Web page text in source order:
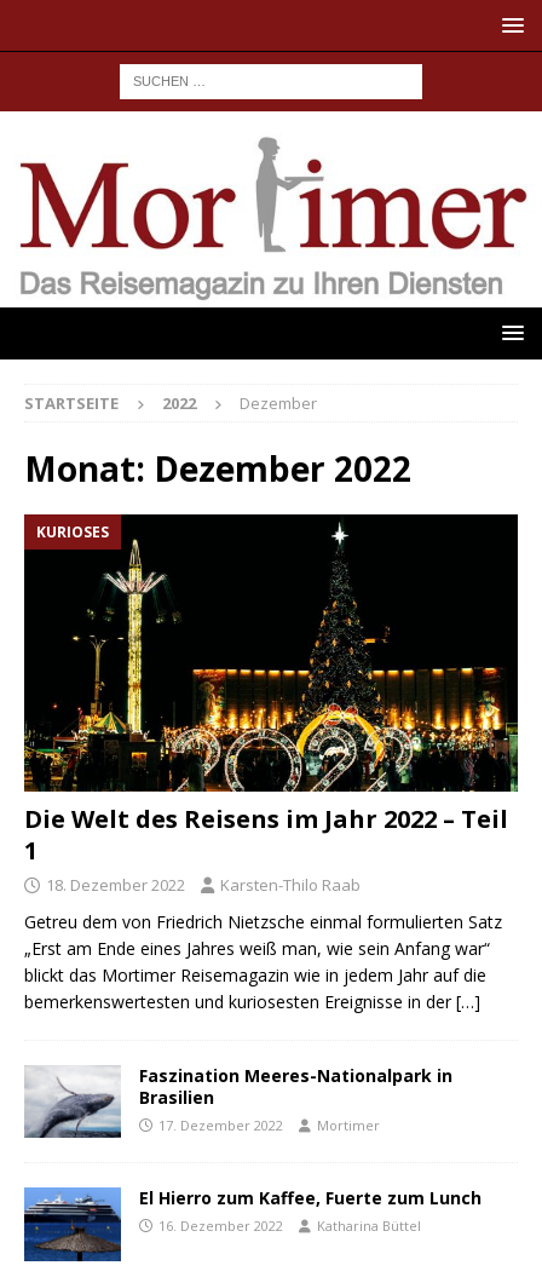
STARTSEITE 2022 Dezember
Monat: Dezember 2022
KURIOSES
Die Welt des Reisens im Jahr 2022 – Teil
1
18. Dezember 2022 Karsten-Thilo Raab
Getreu dem von Friedrich Nietzsche einmal formulierten Satz
„Erst am Ende eines Jahres weiß man, wie sein Anfang war“
blickt das Mortimer Reisemagazin wie in jedem Jahr auf die
bemerkenswertesten und kuriosesten Ereignisse in der[…]
Faszination Meeres-Nationalpark in
Brasilien
17. Dezember 2022 Mortimer
El Hierro zum Kaffee, Fuerte zum Lunch
16. Dezember 2022 Katharina Büttel